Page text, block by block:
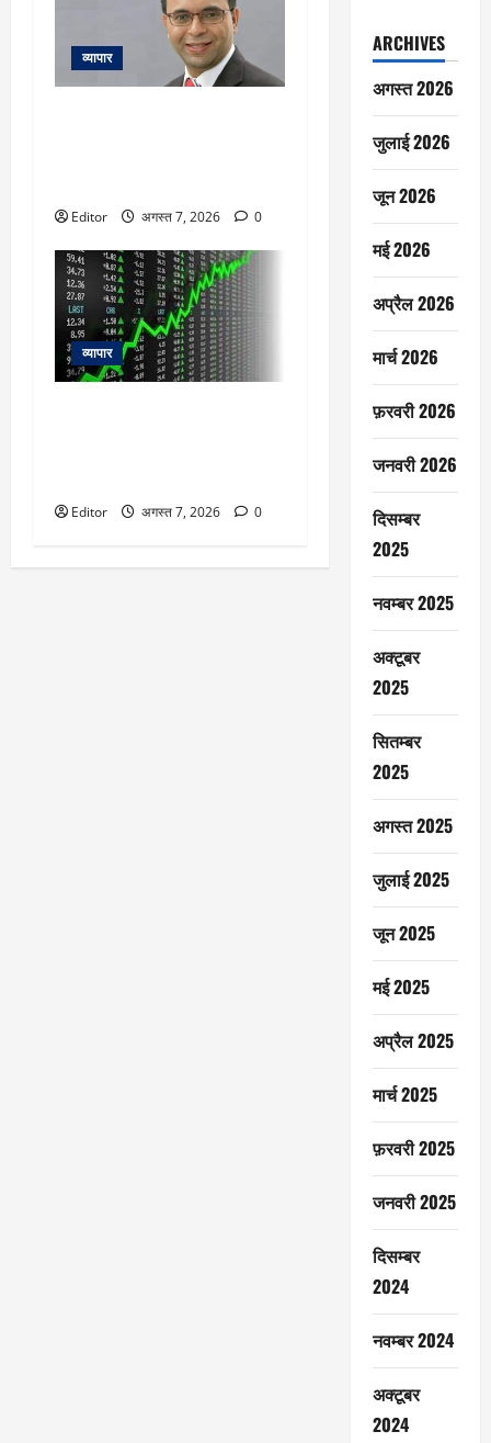
व्यापार
Editor अगस्त 7, 2026 0
व्यापार
Editor अगस्त 7, 2026 0
ARCHIVES
अगस्त 2026
जुलाई 2026
जून 2026
मई 2026
अप्रैल 2026
मार्च 2026
फ़रवरी 2026
जनवरी 2026
दिसम्बर
2025
नवम्बर 2025
अक्टूबर
2025
सितम्बर
2025
अगस्त 2025
जुलाई 2025
जून 2025
मई 2025
अप्रैल 2025
मार्च 2025
फ़रवरी 2025
जनवरी 2025
दिसम्बर
2024
नवम्बर 2024
अक्टूबर
2024